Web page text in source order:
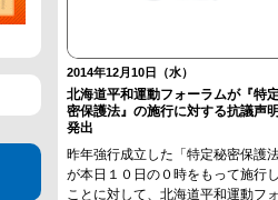
2014年12月10日（水）
北海道平和運動フォーラムが『特
密保護法』の施行に対する抗議声
発出
昨年強行成立した「特定秘密保護
が本日１０日の０時をもって施行
ことに対して、北海道平和運動フ